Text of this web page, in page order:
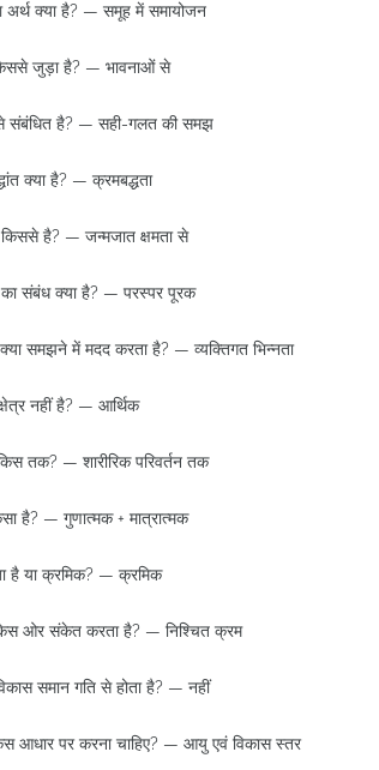
अर्थ क्या है? — समूह में समायोजन
जुड़ा है? — भावनाओं से
संबंधित है? — सही-गलत की समझ
क्या है? — क्रमबद्धता
किससे है? — जन्मजात क्षमता से
संबंध क्या है? — परस्पर पूरक
समझने में मदद करता है? — व्यक्तिगत भिन्नता
नहीं है? — आर्थिक
किस तक? — शारीरिक परिवर्तन तक
है? — गुणात्मक + मात्रात्मक
है या क्रमिक? — क्रमिक
किस ओर संकेत करता है? — निश्चित क्रम
समान गति से होता है? — नहीं
आधार पर करना चाहिए? — आयु एवं विकास स्तर